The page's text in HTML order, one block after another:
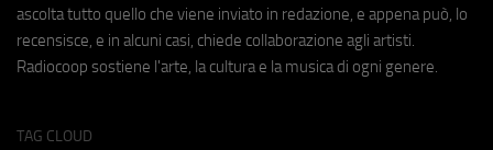
ascolta tutto quello che viene inviato in redazione, e appena può, lo
recensisce, e in alcuni casi, chiede collaborazione agli artisti.
Radiocoop sostiene l'arte, la cultura e la musica di ogni genere.
TAG CLOUD